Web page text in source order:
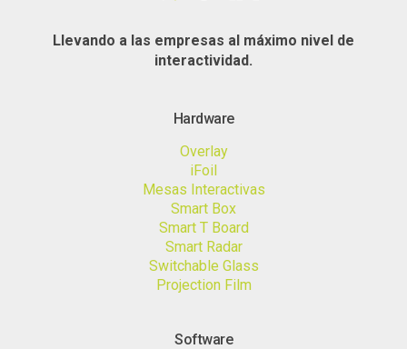
Llevando a las empresas al máximo nivel de
interactividad.
Hardware
Overlay
iFoil
Mesas Interactivas
Smart Box
Smart T Board
Smart Radar
Switchable Glass
Projection Film
Software